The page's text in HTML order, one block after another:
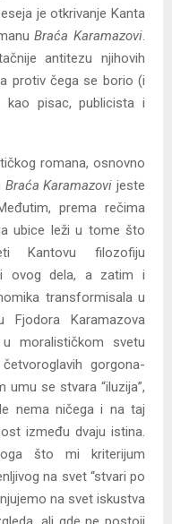
je otkrivanje Kanta
Braća Karamazovi
antitezu njihovih
protiv čega se borio (i
pisac, publicista i
romana, osnovno
Braća Karamazovi jeste
prema rečima
ubice leži u tome što
Kantovu filozofiju
ovog dela, a zatim i
transformisala u
Fjodora Karamazova
u moralističkom svetu
gorgona-
umu se stvara “iluzija”,
nema ničega i na taj
između dvaju istina.
što mi kriterijum
na svet “stvari po
na svet iskustva